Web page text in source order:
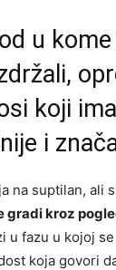
u
koji
i
na suptilan, ali
gradi kroz
u fazu u kojoj
koja govori